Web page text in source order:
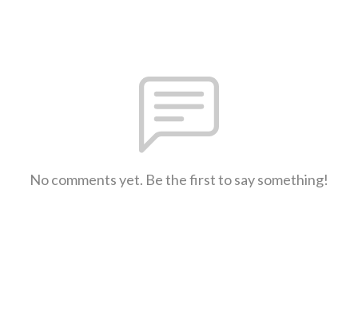
No comments yet. Be the first to say something!